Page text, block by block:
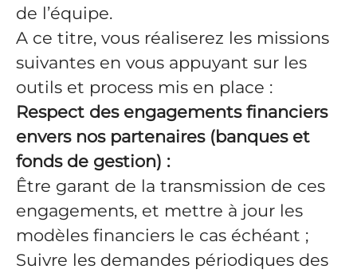
de l’équipe.
A ce titre, vous réaliserez les missions
suivantes en vous appuyant sur les
outils et process mis en place :
Respect des engagements financiers
envers nos partenaires (banques et
fonds de gestion) :
Être garant de la transmission de ces
engagements, et mettre à jour les
modèles financiers le cas échéant ;
Suivre les demandes périodiques des